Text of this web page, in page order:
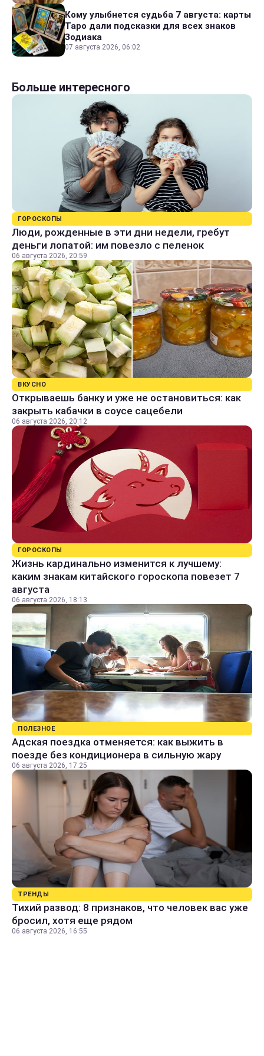
Кому улыбнется судьба 7 августа: карты
Таро дали подсказки для всех знаков
Зодиака
07 августа 2026, 06:02
Больше интересного
ГОРОСКОПЫ
Люди, рожденные в эти дни недели, гребут
деньги лопатой: им повезло с пеленок
06 августа 2026, 20:59
ВКУСНО
Открываешь банку и уже не остановиться: как
закрыть кабачки в соусе сацебели
06 августа 2026, 20:12
ГОРОСКОПЫ
Жизнь кардинально изменится к лучшему:
каким знакам китайского гороскопа повезет 7
августа
06 августа 2026, 18:13
ПОЛЕЗНОЕ
Адская поездка отменяется: как выжить в
поезде без кондиционера в сильную жару
06 августа 2026, 17:25
ТРЕНДЫ
Тихий развод: 8 признаков, что человек вас уже
бросил, хотя еще рядом
06 августа 2026, 16:55